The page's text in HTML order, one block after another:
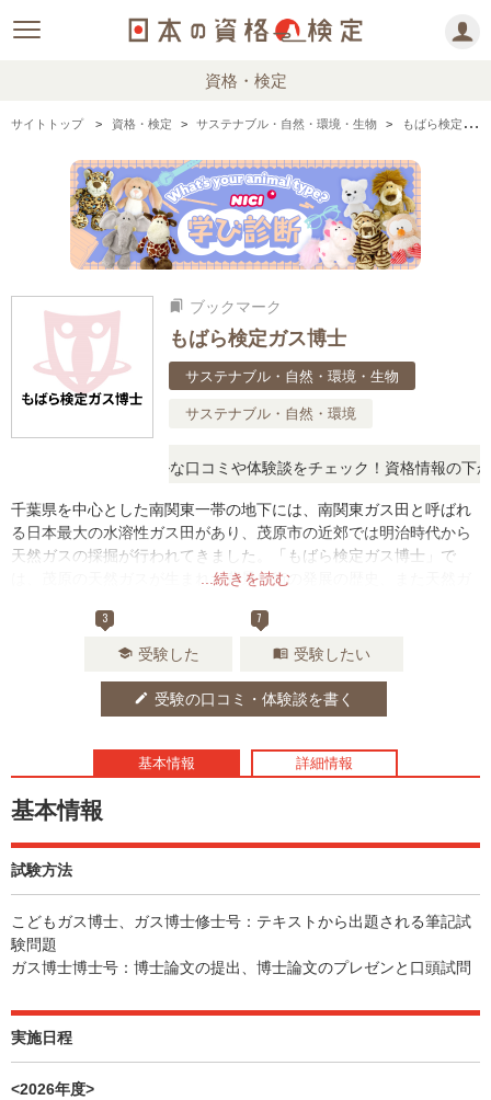
資格・検定
サイトトップ 資格・検定 サステナブル・自然・環境・生物 もばら検定ガス博士の情報まとめ
bookmarks ブックマーク
もばら検定ガス博士
サステナブル・自然・環境・生物
サステナブル・自然・環境
思ったら、リアルな口コミや体験談をチェック！資格情報の下から
...続きを読む
千葉県を中心とした南関東一帯の地下には、南関東ガス田と呼ばれ
る日本最大の水溶性ガス田があり、茂原市の近郊では明治時代から
天然ガスの採掘が行われてきました。「もばら検定ガス博士」で
は、茂原の天然ガスが生まれた背景や街の発展の歴史、また天然ガ
3
school 受験した
7
menu_book 受験したい
edit 受験の口コミ・体験談を書く
基本情報 詳細情報
基本情報
試験方法
こどもガス博士、ガス博士修士号：テキストから出題される筆記試
験問題
ガス博士博士号：博士論文の提出、博士論文のプレゼンと口頭試問
実施日程
<2026年度>